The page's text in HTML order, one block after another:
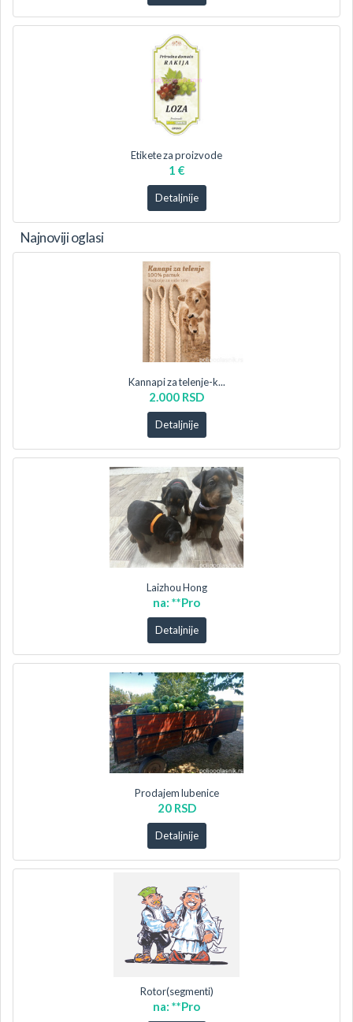
Etikete za proizvode
1 €
Detaljnije
Najnoviji oglasi
Kannapi za telenje-k...
2.000 RSD
Detaljnije
Laizhou Hong
na: **Pro
Detaljnije
Prodajem lubenice
20 RSD
Detaljnije
Rotor(segmenti)
na: **Pro